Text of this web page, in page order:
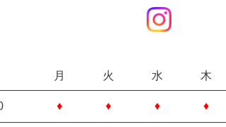
月 火 水 木
♦ ♦ ♦ ♦